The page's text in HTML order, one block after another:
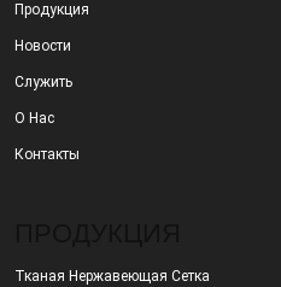
Продукция
Новости
Служить
О Нас
Контакты
Тканая Нержавеющая Сетка